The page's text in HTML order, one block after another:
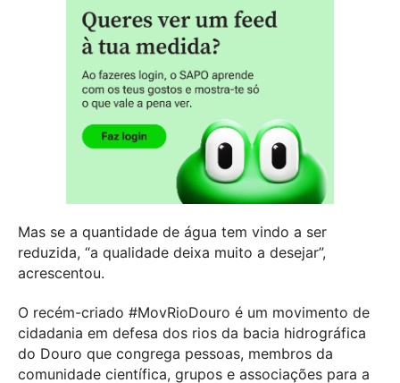
Mas se a quantidade de água tem vindo a ser
reduzida, “a qualidade deixa muito a desejar”,
acrescentou.
O recém-criado #MovRioDouro é um movimento de
cidadania em defesa dos rios da bacia hidrográfica
do Douro que congrega pessoas, membros da
comunidade científica, grupos e associações para a